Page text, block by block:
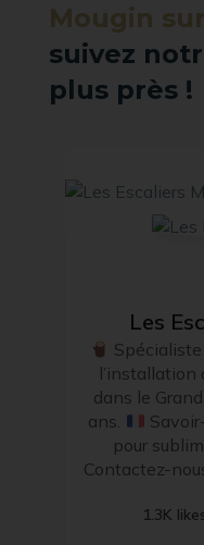
Mougin
suivez
plus près !
Les
l’installation
dans le
ans.
pour
Contactez-
1.3K